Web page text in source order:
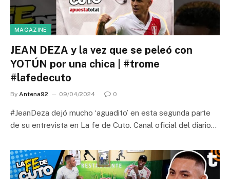
MAGAZINE
JEAN DEZA y la vez que se peleó con
YOTÚN por una chica | #trome
#lafedecuto
By Antena92 09/04/2024 0
#JeanDeza dejó mucho ‘aguadito’ en esta segunda parte
de su entrevista en La fe de Cuto. Canal oficial del diario…